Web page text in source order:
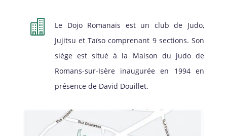

Le Dojo Romanais est un club de Judo,
Jujitsu et Taïso comprenant 9 sections. Son
siège est situé à la Maison du judo de
Romans-sur-Isère inaugurée en 1994 en
présence de David Douillet.